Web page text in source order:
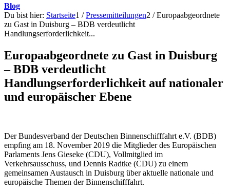
Blog
Du bist hier: Startseite1 / Pressemitteilungen2 / Europaabgeordnete
zu Gast in Duisburg – BDB verdeutlicht
Handlungserforderlichkeit...
Europaabgeordnete zu Gast in Duisburg
– BDB verdeutlicht
Handlungserforderlichkeit auf nationaler
und europäischer Ebene
Der Bundesverband der Deutschen Binnenschifffahrt e.V. (BDB)
empfing am 18. November 2019 die Mitglieder des Europäischen
Parlaments Jens Gieseke (CDU), Vollmitglied im
Verkehrsausschuss, und Dennis Radtke (CDU) zu einem
gemeinsamen Austausch in Duisburg über aktuelle nationale und
europäische Themen der Binnenschifffahrt.